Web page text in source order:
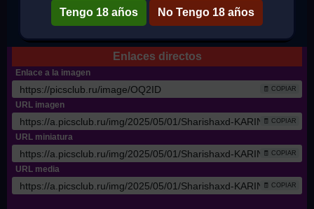
✔ Tamaño Completo
Enlaces directos
Enlace a la imagen
🧾 COPIAR
URL imagen
🧾 COPIAR
URL miniatura
🧾 COPIAR
URL media
🧾 COPIAR
Tengo 18 años No Tengo 18 años